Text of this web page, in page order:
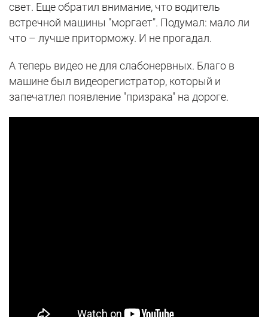
свет. Еще обратил внимание, что водитель
встречной машины "моргает". Подумал: мало ли
что – лучше приторможу. И не прогадал.
А теперь видео не для слабонервных. Благо в
машине был видеорегистратор, который и
запечатлел появление "призрака" на дороге.